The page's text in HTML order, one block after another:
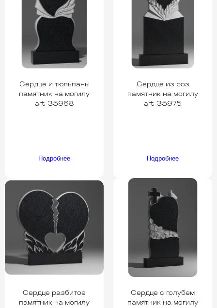
Сердце и тюльпаны
памятник на могилу
art-35968
Подробнее
Сердце из роз
памятник на могилу
art-35975
Подробнее
Сердце разбитое
памятник на могилу
Сердце с голубем
памятник на могилу